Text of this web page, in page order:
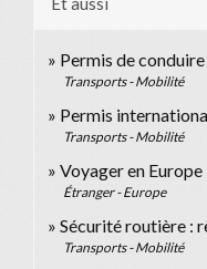
Permis de conduire
Transports - Mobilité
Permis
Transports - Mobilité
Voyager en Europe
Étranger - Europe
Sécurité routière :
Transports - Mobilité